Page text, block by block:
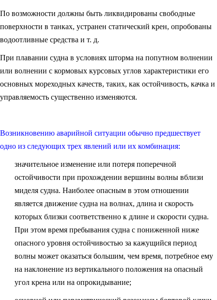
По возможности должны быть ликвидированы свободные
поверхности в танках, устранен статический крен, опробованы
водоотливные средства и т. д.
При плавании судна в условиях шторма на попутном волнении
или волнении с кормовых курсовых углов характеристики его
основных мореходных качеств, таких, как остойчивость, качка и
управляемость существенно изменяются.
Возникновению аварийной ситуации обычно предшествует
одно из следующих трех явлений или их комбинация:
значительное изменение или потеря поперечной
остойчивости при прохождении вершины волны вблизи
миделя судна. Наиболее опасным в этом отношении
является движение судна на волнах, длина и скорость
которых близки соответственно к длине и скорости судна.
При этом время пребывания судна с пониженной ниже
опасного уровня остойчивостью за кажущийся период
волны может оказаться большим, чем время, потребное ему
на наклонение из вертикального положения на опасный
угол крена или на опрокидывание;